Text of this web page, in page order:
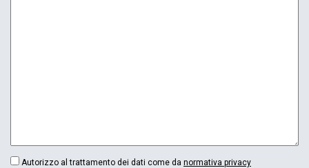
CONSENSO
Autorizzo al trattamento dei dati come da normativa privacy